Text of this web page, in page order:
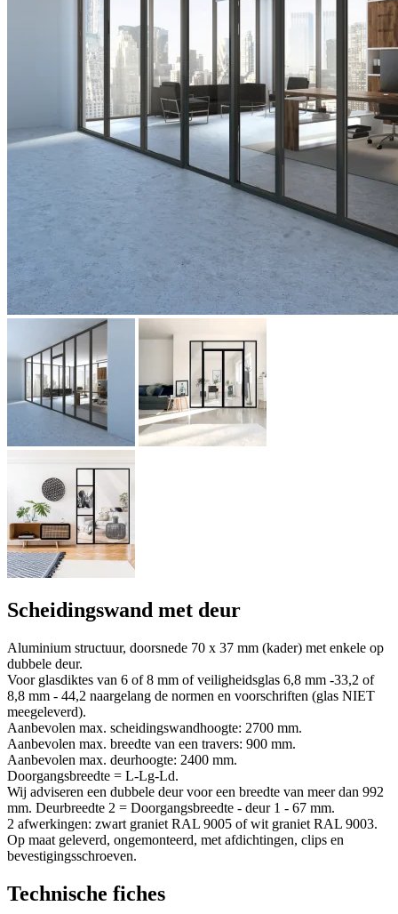
Scheidingswand met deur
Aluminium structuur, doorsnede 70 x 37 mm (kader) met enkele op
dubbele deur.
Voor glasdiktes van 6 of 8 mm of veiligheidsglas 6,8 mm -33,2 of
8,8 mm - 44,2 naargelang de normen en voorschriften (glas NIET
meegeleverd).
Aanbevolen max. scheidingswandhoogte: 2700 mm.
Aanbevolen max. breedte van een travers: 900 mm.
Aanbevolen max. deurhoogte: 2400 mm.
Doorgangsbreedte = L-Lg-Ld.
Wij adviseren een dubbele deur voor een breedte van meer dan 992
mm. Deurbreedte 2 = Doorgangsbreedte - deur 1 - 67 mm.
2 afwerkingen: zwart graniet RAL 9005 of wit graniet RAL 9003.
Op maat geleverd, ongemonteerd, met afdichtingen, clips en
bevestigingsschroeven.
Technische fiches